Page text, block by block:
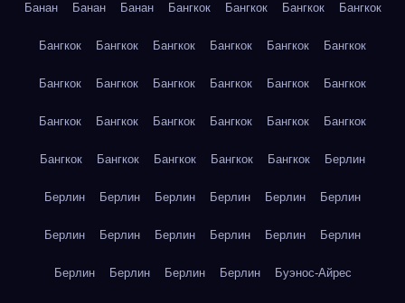
Банан Банан Банан Бангкок Бангкок Бангкок Бангкок
Бангкок Бангкок Бангкок Бангкок Бангкок Бангкок
Бангкок Бангкок Бангкок Бангкок Бангкок Бангкок
Бангкок Бангкок Бангкок Бангкок Бангкок Бангкок
Бангкок Бангкок Бангкок Бангкок Бангкок Берлин
Берлин Берлин Берлин Берлин Берлин Берлин
Берлин Берлин Берлин Берлин Берлин Берлин
Берлин Берлин Берлин Берлин Буэнос-Айрес